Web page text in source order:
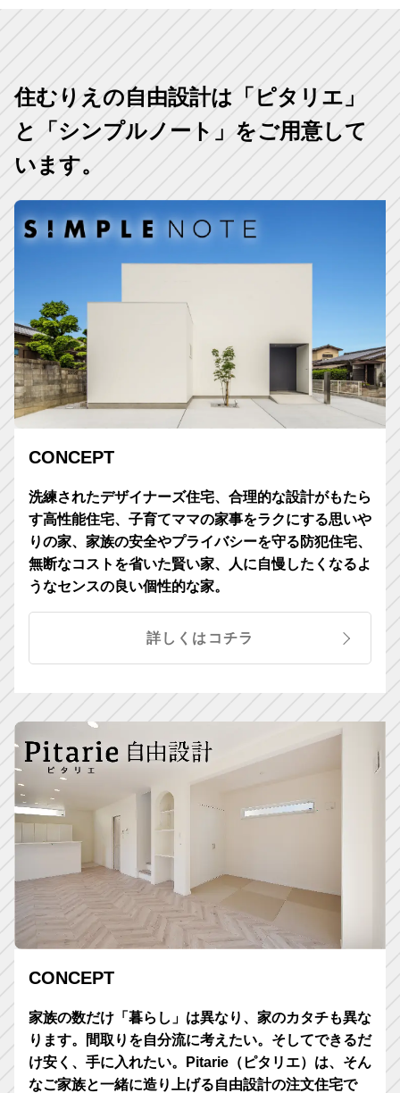
住むりえの自由設計は「ピタリエ」
と「シンプルノート」をご用意して
います。
CONCEPT
洗練されたデザイナーズ住宅、合理的な設計がもたら
す高性能住宅、子育てママの家事をラクにする思いや
りの家、家族の安全やプライバシーを守る防犯住宅、
無断なコストを省いた賢い家、人に自慢したくなるよ
うなセンスの良い個性的な家。
詳しくはコチラ
CONCEPT
家族の数だけ「暮らし」は異なり、家のカタチも異な
ります。間取りを自分流に考えたい。そしてできるだ
け安く、手に入れたい。Pitarie（ピタリエ）は、そん
なご家族と一緒に造り上げる自由設計の注文住宅で